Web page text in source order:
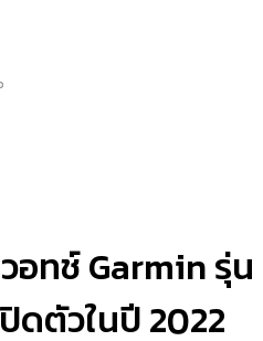
อทช์ Garmin รุ่น
ดตัวในปี 2022